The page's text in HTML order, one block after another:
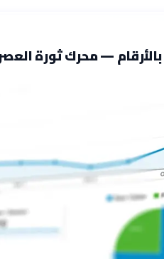
— محرك ثورة